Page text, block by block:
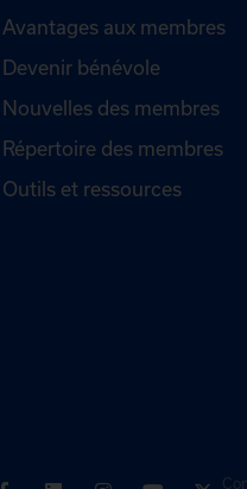
Avantages aux membres
Devenir bénévole
Nouvelles des membres
Répertoire des membres
Outils et ressources